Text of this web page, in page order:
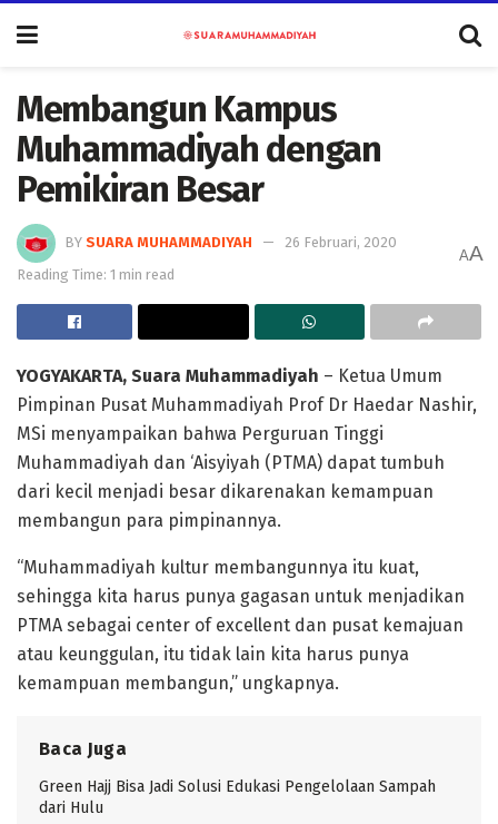
Membangun Kampus
Muhammadiyah dengan
Pemikiran Besar
BY SUARA MUHAMMADIYAH
26 Februari, 2020
Reading Time: 1 min read
AA
YOGYAKARTA, Suara Muhammadiyah – Ketua Umum
Pimpinan Pusat Muhammadiyah Prof Dr Haedar Nashir,
MSi menyampaikan bahwa Perguruan Tinggi
Muhammadiyah dan ‘Aisyiyah (PTMA) dapat tumbuh
dari kecil menjadi besar dikarenakan kemampuan
membangun para pimpinannya.
“Muhammadiyah kultur membangunnya itu kuat,
sehingga kita harus punya gagasan untuk menjadikan
PTMA sebagai center of excellent dan pusat kemajuan
atau keunggulan, itu tidak lain kita harus punya
kemampuan membangun,” ungkapnya.
Baca Juga
Green Hajj Bisa Jadi Solusi Edukasi Pengelolaan Sampah
dari Hulu